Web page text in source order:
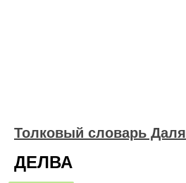
Толковый словарь Даля
ДЕЛВА